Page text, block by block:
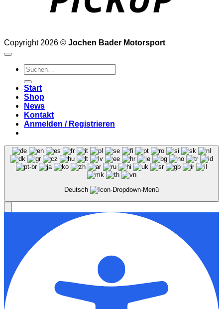
Copyright 2026 © Jochen Bader Motorsport
Suchen
nach:
Start
Shop
News
Kontakt
Anmelden / Registrieren
Deutsch